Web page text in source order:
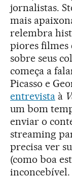
jornalistas.
mais
relembra
piores filmes
sobre seus
começa a
Picasso e
entrevistaà
um bom
enviar o
streaming
precisa ver
(como boa
inconcebível.